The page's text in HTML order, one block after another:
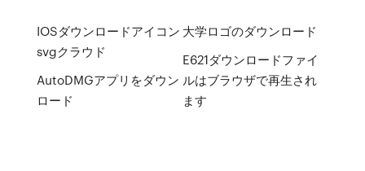
IOSダウンロードアイコン
svgクラウド
AutoDMGアプリをダウン
ロード
大学ロゴのダウンロード
E621ダウンロードファイ
ルはブラウザで再生され
ます